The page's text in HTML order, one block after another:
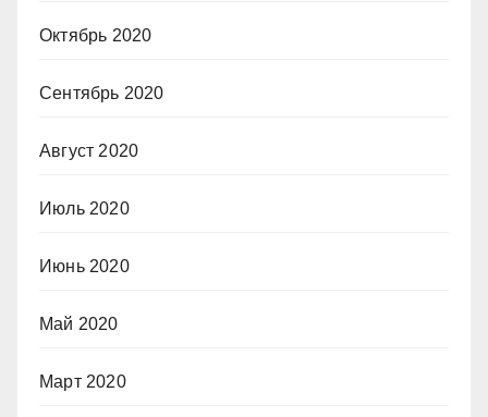
Октябрь 2020
Сентябрь 2020
Август 2020
Июль 2020
Июнь 2020
Май 2020
Март 2020